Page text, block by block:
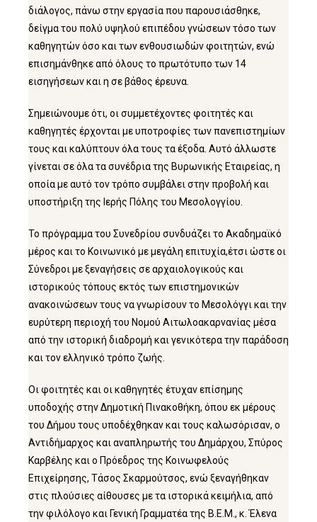
διάλογος, πάνω στην εργασία που παρουσιάσθηκε,
δείγμα του πολύ υψηλού επιπέδου γνώσεων τόσο των
καθηγητών όσο και των ενθουσιωδών φοιτητών, ενώ
επισημάνθηκε από όλους το πρωτότυπο των 14
εισηγήσεων και η σε βάθος έρευνα.
Σημειώνουμε ότι, οι συμμετέχοντες φοιτητές και
καθηγητές έρχονται με υποτροφίες των πανεπιστημίων
τους και καλύπτουν όλα τους τα έξοδα. Αυτό άλλωστε
γίνεται σε όλα τα συνέδρια της Βυρωνικής Εταιρείας, η
οποία με αυτό τον τρόπο συμβάλει στην προβολή και
υποστήριξη της Ιερής Πόλης του Μεσολογγίου.
Το πρόγραμμα του Συνεδρίου συνδυάζει το Ακαδημαϊκό
μέρος και το Κοινωνικό με μεγάλη επιτυχία,έτσι ώστε οι
Σύνεδροι με ξεναγήσεις σε αρχαιολογικούς και
ιστορικούς τόπους εκτός των επιστημονικών
ανακοινώσεων τους να γνωρίσουν το Μεσολόγγι και την
ευρύτερη περιοχή του Νομού Αιτωλοακαρνανίας μέσα
από την ιστορική διαδρομή και γενικότερα την παράδοση
και τον ελληνικό τρόπο ζωής.
Οι φοιτητές και οι καθηγητές έτυχαν επίσημης
υποδοχής στην Δημοτική Πινακοθήκη, όπου εκ μέρους
του Δήμου τους υποδέχθηκαν και τους καλωσόρισαν, ο
Αντιδήμαρχος και αναπληρωτής του Δημάρχου, Σπύρος
Καρβέλης και ο Πρόεδρος της Κοινωφελούς
Επιχείρησης, Τάσος Σκαρμούτσος, ενώ ξεναγήθηκαν
στις πλούσιες αίθουσες με τα ιστορικά κειμήλια, από
την φιλόλογο και Γενική Γραμματέα της Β.Ε.Μ., κ. Έλενα